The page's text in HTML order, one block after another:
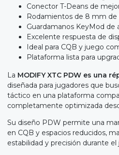
Conector T-Deans de
Rodamientos de 8 mm de
Guardamanos KeyMod de
Excelente respuesta de
Ideal para CQB y juego
Plataforma lista para
La MODIFY XTC PDW es una
diseñada para jugadores que
táctico en una plataforma
completamente optimizada
Su diseño PDW permite una
en CQB y espacios reducidos,
estabilidad y precisión durante el